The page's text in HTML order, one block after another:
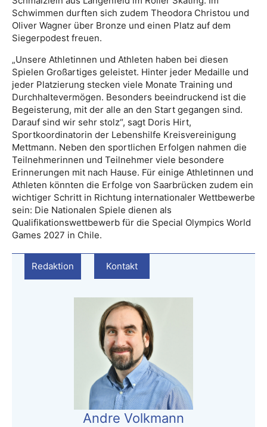
Schwimmen durften sich zudem Theodora Christou und
Oliver Wagner über Bronze und einen Platz auf dem
Siegerpodest freuen.
„Unsere Athletinnen und Athleten haben bei diesen
Spielen Großartiges geleistet. Hinter jeder Medaille und
jeder Platzierung stecken viele Monate Training und
Durchhaltevermögen. Besonders beeindruckend ist die
Begeisterung, mit der alle an den Start gegangen sind.
Darauf sind wir sehr stolz“, sagt Doris Hirt,
Sportkoordinatorin der Lebenshilfe Kreisvereinigung
Mettmann. Neben den sportlichen Erfolgen nahmen die
Teilnehmerinnen und Teilnehmer viele besondere
Erinnerungen mit nach Hause. Für einige Athletinnen und
Athleten könnten die Erfolge von Saarbrücken zudem ein
wichtiger Schritt in Richtung internationaler Wettbewerbe
sein: Die Nationalen Spiele dienen als
Qualifikationswettbewerb für die Special Olympics World
Games 2027 in Chile.
Redaktion Kontakt
Andre Volkmann